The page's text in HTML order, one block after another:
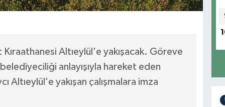
Altıeylül'e yakışacak. Göreve
anlayışıyla hareket eden
Altıeylül'e yakışan çalışmalara imza